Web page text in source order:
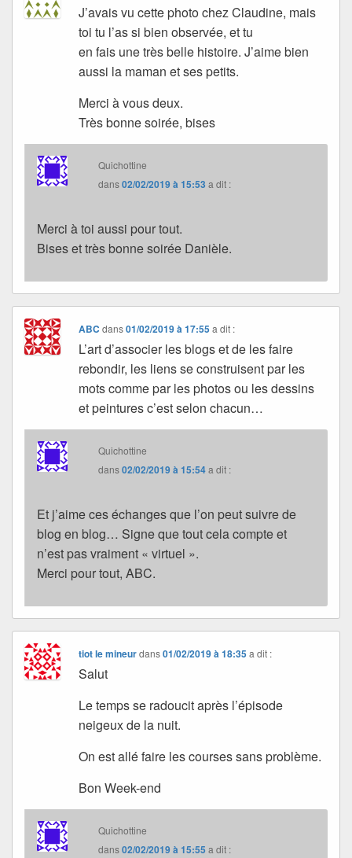
J’avais vu cette photo chez Claudine, mais
toi tu l’as si bien observée, et tu
en fais une très belle histoire. J’aime bien
aussi la maman et ses petits.
Merci à vous deux.
Très bonne soirée, bises
Quichottine
dans02/02/2019 à 15:53 a dit :
Merci à toi aussi pour tout.
Bises et très bonne soirée Danièle.
ABC dans01/02/2019 à 17:55 a dit :
L’art d’associer les blogs et de les faire
rebondir, les liens se construisent par les
mots comme par les photos ou les dessins
et peintures c’est selon chacun…
Quichottine
dans02/02/2019 à 15:54a dit :
Et j’aime ces échanges que l’on peut suivre de
blog en blog… Signe que tout cela compte et
n’est pas vraiment « virtuel ».
Merci pour tout, ABC.
tiot le mineurdans01/02/2019 à 18:35 a dit :
Salut
Le temps se radoucit après l’épisode
neigeux de la nuit.
On est allé faire les courses sans problème.
Bon Week-end
Quichottine
dans02/02/2019 à 15:55 a dit :